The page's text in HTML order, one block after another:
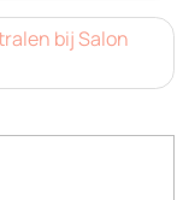
bij Salon